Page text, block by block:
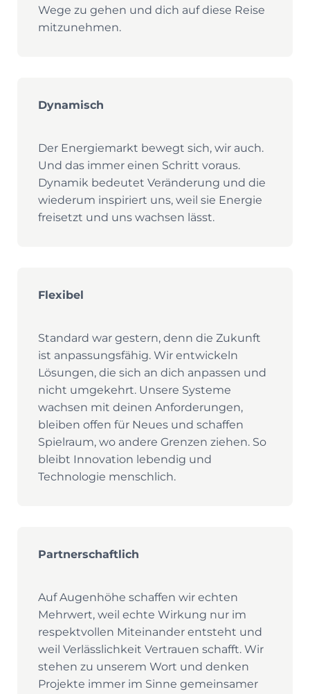
Wege zu gehen und dich auf diese Reise
mitzunehmen.
Dynamisch
Der Energiemarkt bewegt sich, wir auch.
Und das immer einen Schritt voraus.
Dynamik bedeutet Veränderung und die
wiederum inspiriert uns, weil sie Energie
freisetzt und uns wachsen lässt.
Flexibel
Standard war gestern, denn die Zukunft
ist anpassungsfähig. Wir entwickeln
Lösungen, die sich an dich anpassen und
nicht umgekehrt. Unsere Systeme
wachsen mit deinen Anforderungen,
bleiben offen für Neues und schaffen
Spielraum, wo andere Grenzen ziehen. So
bleibt Innovation lebendig und
Technologie menschlich.
Partnerschaftlich
Auf Augenhöhe schaffen wir echten
Mehrwert, weil echte Wirkung nur im
respektvollen Miteinander entsteht und
weil Verlässlichkeit Vertrauen schafft. Wir
stehen zu unserem Wort und denken
Projekte immer im Sinne gemeinsamer